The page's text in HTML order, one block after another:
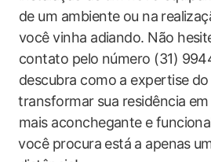
de um ambiente ou na⁢
você vinha adiando. Não‍
contato pelo ​número (31)
descubra como a ​expertise
⁤transformar sua residência
mais aconchegante ⁢e
⁤você procura está ⁤a apenas⁣